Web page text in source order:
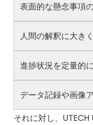
表面的な懸念事項
人間の解釈に大き
進捗状況を定量的
データ記録や画像
それに対し、